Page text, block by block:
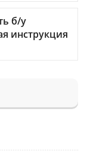
б/у
инструкция